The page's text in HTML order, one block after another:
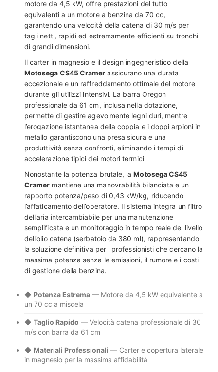
motore da 4,5 kW, offre prestazioni del tutto
equivalenti a un motore a benzina da 70 cc,
garantendo una velocità della catena di 30 m/s per
tagli netti, rapidi ed estremamente efficienti su tronchi
di grandi dimensioni.
Il carter in magnesio e il design ingegneristico della
Motosega CS45 Cramer assicurano una durata
eccezionale e un raffreddamento ottimale del motore
durante gli utilizzi intensivi. La barra Oregon
professionale da 61 cm, inclusa nella dotazione,
permette di gestire agevolmente legni duri, mentre
l’erogazione istantanea della coppia e i doppi arpioni in
metallo garantiscono una presa sicura e una
produttività senza confronti, eliminando i tempi di
accelerazione tipici dei motori termici.
Nonostante la potenza brutale, laMotosega CS45
Cramer mantiene una manovrabilità bilanciata e un
rapporto potenza/peso di 0,43 kW/kg, riducendo
l’affaticamento dell’operatore. Il sistema integra un filtro
dell’aria intercambiabile per una manutenzione
semplificata e un monitoraggio in tempo reale del livello
dell’olio catena (serbatoio da 380 ml), rappresentando
la soluzione definitiva per i professionisti che cercano la
massima potenza senza le emissioni, il rumore e i costi
di gestione della benzina.
◆ Potenza Estrema — Motore da 4,5 kW equivalente a
un 70 cc a miscela
◆ Taglio Rapido — Velocità catena professionale di 30
m/s con barra da 61 cm
◆ Materiali Professionali — Carter e copertura laterale
in magnesio per la massima affidabilità